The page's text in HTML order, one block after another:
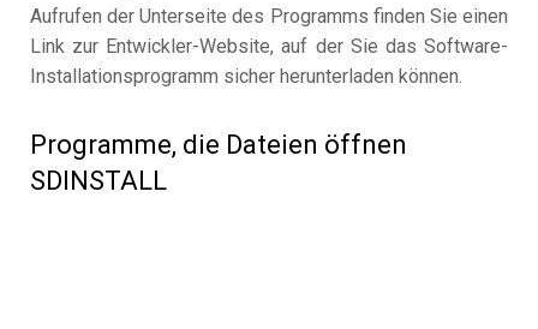
Aufrufen der Unterseite des Programms finden Sie einen
Link zur Entwickler-Website, auf der Sie das Software-
Installationsprogramm sicher herunterladen können.
Programme, die Dateien öffnen
SDINSTALL